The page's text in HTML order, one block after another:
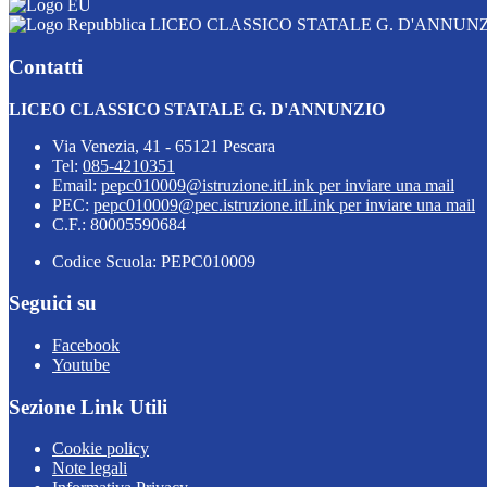
LICEO CLASSICO STATALE G.
Contatti
LICEO CLASSICO STATALE G. D'ANNUNZIO
Via Venezia, 41 - 65121 Pescara
Tel: 085-4210351
Email: pepc010009@istruzione.itLink per inviare una mail
PEC: pepc010009@pec.istruzione.itLink per inviare una mail
C.F.: 80005590684
Codice Scuola: PEPC010009
Seguici su
Facebook
Youtube
Sezione Link Utili
Cookie policy
Note legali